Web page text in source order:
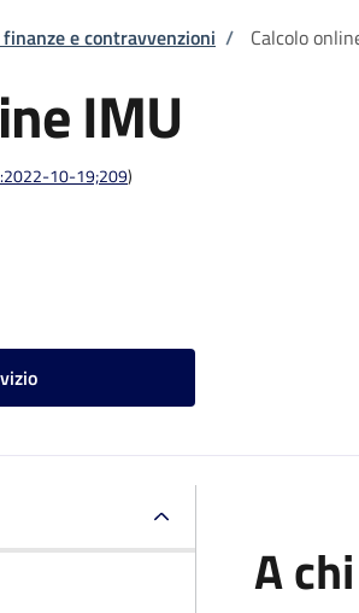
e contravvenzioni / Calcolo
IMU
10-19;209)
A